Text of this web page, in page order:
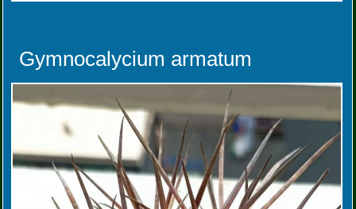
Gymnocalycium armatum